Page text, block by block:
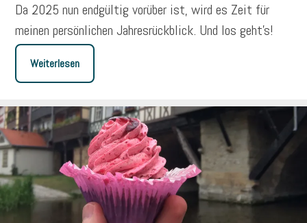
Da 2025 nun endgültig vorüber ist, wird es Zeit für
meinen persönlichen Jahresrückblick. Und los geht’s!
Weiterlesen